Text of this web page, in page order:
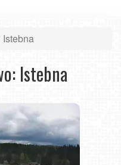
Istebna
Istebna